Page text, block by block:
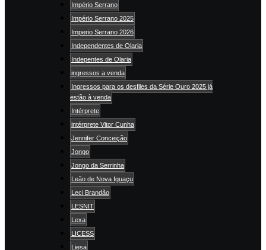
Império Serrano
Império Serrano 2025
Imperio Serrano 2026
Independentes de Olaria
Indepentes de Olaria
ingressos a venda
Ingressos para os desfiles da Série Ouro 2025 já
estão à venda
Intérprete
intérprete Vitor Cunha
Jennifer Conceição
Jongo
Jongo da Serrinha
Leão de Nova Iguaçu
Leci Brandão
LESNIT
Lexa
LICESS
Liesa